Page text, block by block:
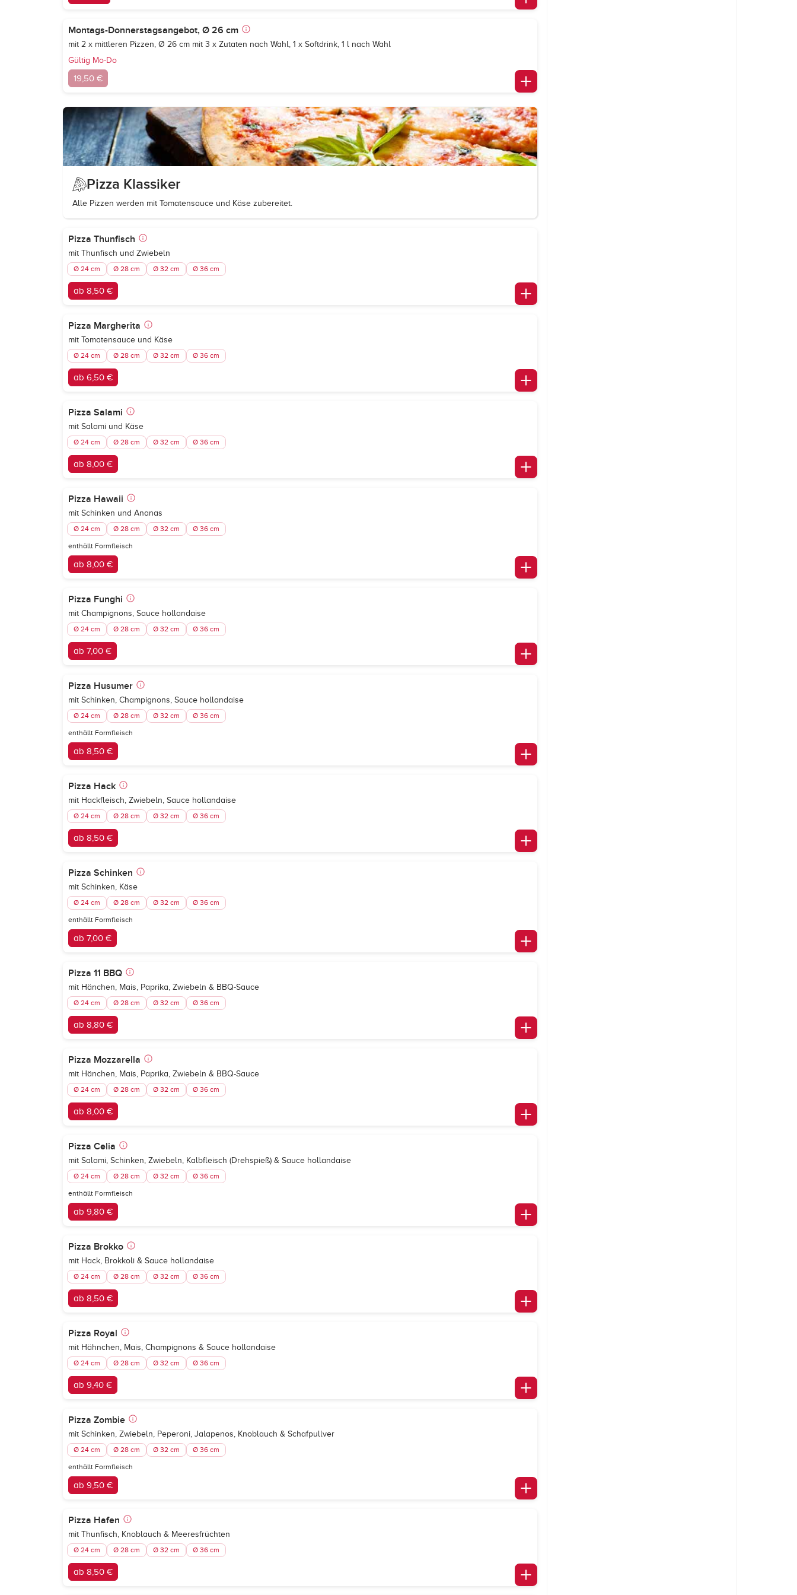
Montags-Donnerstagsangebot, Ø 26 cm
mit 2 x mittleren Pizzen, Ø 26 cm mit 3 x Zutaten nach Wahl, 1 x Softdrink, 1 l nach Wahl
Gültig Mo-Do
19,50 €
Pizza Klassiker
Alle Pizzen werden mit Tomatensauce und Käse zubereitet.
Pizza Thunfisch
mit Thunfisch und Zwiebeln
Ø 24 cm Ø 28 cm Ø 32 cm Ø 36 cm
ab 8,50 €
Pizza Margherita
mit Tomatensauce und Käse
Ø 24 cm Ø 28 cm Ø 32 cm Ø 36 cm
ab 6,50 €
Pizza Salami
mit Salami und Käse
Ø 24 cm Ø 28 cm Ø 32 cm Ø 36 cm
ab 8,00 €
Pizza Hawaii
mit Schinken und Ananas
Ø 24 cm Ø 28 cm Ø 32 cm Ø 36 cm
enthällt Formfleisch
ab 8,00 €
Pizza Funghi
mit Champignons, Sauce hollandaise
Ø 24 cm Ø 28 cm Ø 32 cm Ø 36 cm
ab 7,00 €
Pizza Husumer
mit Schinken, Champignons, Sauce hollandaise
Ø 24 cm Ø 28 cm Ø 32 cm Ø 36 cm
enthällt Formfleisch
ab 8,50 €
Pizza Hack
mit Hackfleisch, Zwiebeln, Sauce hollandaise
Ø 24 cm Ø 28 cm Ø 32 cm Ø 36 cm
ab 8,50 €
Pizza Schinken
mit Schinken, Käse
Ø 24 cm Ø 28 cm Ø 32 cm Ø 36 cm
enthällt Formfleisch
ab 7,00 €
Pizza 11 BBQ
mit Hänchen, Mais, Paprika, Zwiebeln & BBQ-Sauce
Ø 24 cm Ø 28 cm Ø 32 cm Ø 36 cm
ab 8,80 €
Pizza Mozzarella
mit Hänchen, Mais, Paprika, Zwiebeln & BBQ-Sauce
Ø 24 cm Ø 28 cm Ø 32 cm Ø 36 cm
ab 8,00 €
Pizza Celia
mit Salami, Schinken, Zwiebeln, Kalbfleisch (Drehspieß) & Sauce hollandaise
Ø 24 cm Ø 28 cm Ø 32 cm Ø 36 cm
enthällt Formfleisch
ab 9,80 €
Pizza Brokko
mit Hack, Brokkoli & Sauce hollandaise
Ø 24 cm Ø 28 cm Ø 32 cm Ø 36 cm
ab 8,50 €
Pizza Royal
mit Hähnchen, Mais, Champignons & Sauce hollandaise
Ø 24 cm Ø 28 cm Ø 32 cm Ø 36 cm
ab 9,40 €
Pizza Zombie
mit Schinken, Zwiebeln, Peperoni, Jalapenos, Knoblauch & Schafpullver
Ø 24 cm Ø 28 cm Ø 32 cm Ø 36 cm
enthällt Formfleisch
ab 9,50 €
Pizza Hafen
mit Thunfisch, Knoblauch & Meeresfrüchten
Ø 24 cm Ø 28 cm Ø 32 cm Ø 36 cm
ab 8,50 €